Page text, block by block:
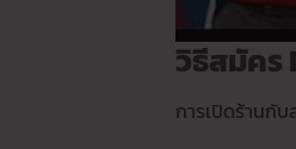
วิธีสมัคร
การเปิดร้านกับ